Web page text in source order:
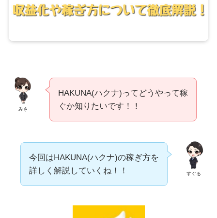
みさ
HAKUNA(ハクナ)ってどうやって稼
ぐか知りたいです！！
すぐる
今回はHAKUNA(ハクナ)の稼ぎ方を
詳しく解説していくね！！